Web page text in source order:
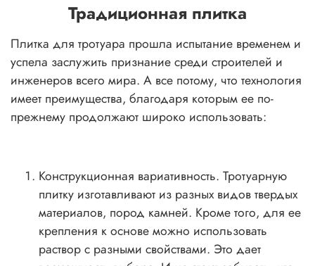
Традиционная плитка
Плитка для тротуара прошла испытание временем и
успела заслужить признание среди строителей и
инженеров всего мира. А все потому, что технология
имеет преимущества, благодаря которым ее по-
прежнему продолжают широко использовать:
Конструкционная вариативность. Тротуарную
плитку изготавливают из разных видов твердых
материалов, пород камней. Кроме того, для ее
крепления к основе можно использовать
раствор с разными свойствами. Это дает